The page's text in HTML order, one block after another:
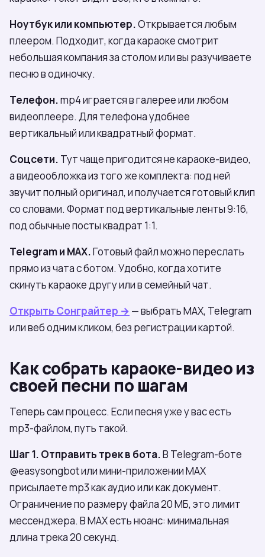
Ноутбук или компьютер.Открывается любым
плеером. Подходит, когда караоке смотрит
небольшая компания за столом или вы разучиваете
песню в одиночку.
Телефон.mp4 играется в галерее или любом
видеоплеере. Для телефона удобнее
вертикальный или квадратный формат.
Соцсети. Тут чаще пригодится не караоке-видео,
а видеообложка из того же комплекта: под ней
звучит полный оригинал, и получается готовый клип
со словами. Формат под вертикальные ленты 9:16,
под обычные посты квадрат 1:1.
Telegram и МАХ.Готовый файл можно переслать
прямо из чата с ботом. Удобно, когда хотите
скинуть караоке другу или в семейный чат.
Открыть Сонграйтер → — выбрать МАХ, Telegram
или веб одним кликом, без регистрации картой.
Как собрать караоке-видео из
своей песни по шагам
Теперь сам процесс. Если песня уже у вас есть
mp3-файлом, путь такой.
Шаг 1. Отправить трек в бота.В Telegram-боте
@easysongbot или мини-приложении МАХ
присылаете mp3 как аудио или как документ.
Ограничение по размеру файла 20 МБ, это лимит
мессенджера. В МАХ есть нюанс: минимальная
длина трека 20 секунд.